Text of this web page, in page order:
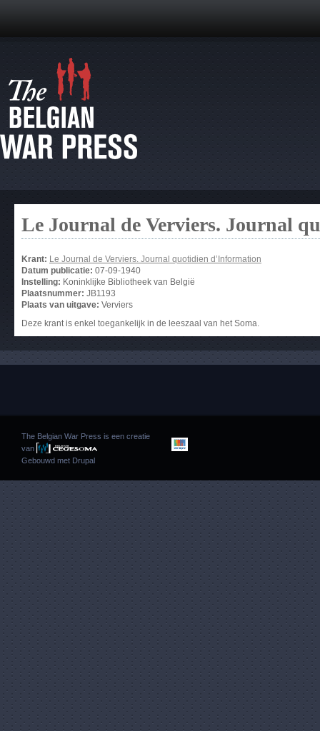
Le Journal de Verviers. Journal
Krant: Le Journal de Verviers. Journal quotidien d’Information
Datum publicatie: 07-09-1940
Instelling: Koninklijke Bibliotheek van België
Plaatsnummer: JB1193
Plaats van uitgave: Verviers
Deze krant is enkel toegankelijk in de leeszaal van het Soma.
The Belgian War Press is een creatie
van
Gebouwd met Drupal